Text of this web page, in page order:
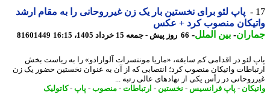
پاپ لئو برای نخستین بار یک زن غیرروحانی را به مقام ارشد
منصوب کرد + عکس
- بین الملل-66 روز پیش - جمعه 15 خرداد 1405، 16:15 81601449
لئو در اقدامی کم سابقه، «ماریا مونتسرات آلوارادو» را به ریاست بخش
واتیکان منصوب کرد؛ انتصابی که از آن به عنوان نخستین حضور یک زن
در رأس یکی از نهادهای عالی رتبه ...
-پاپ فرانسیس-نخستین-ارتباطات-منصوب-پاپ-کاتولیک